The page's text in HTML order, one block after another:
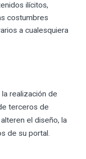
ilícitos,
costumbres
a cualesquiera
realización de
terceros de
el diseño, la
de su portal.